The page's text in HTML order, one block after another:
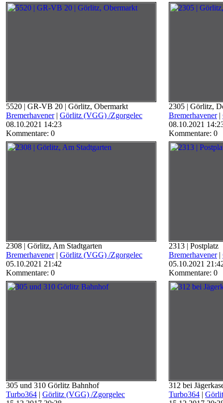
5520 | GR-VB 20 | Görlitz, Obermarkt
Bremerhavener| Görlitz (VGG) /Zgorgelec
08.10.2021 14:23
Kommentare: 0
2305 | Görlitz,
Bremerhavener|
08.10.2021
Kommentare: 0
2308 | Görlitz, Am Stadtgarten
Bremerhavener| Görlitz (VGG) /Zgorgelec
05.10.2021 21:42
Kommentare: 0
2313 | Postplatz
Bremerhavener|
05.10.2021
Kommentare: 0
305 und 310 Görlitz Bahnhof
Turbo364 | Görlitz (VGG) /Zgorgelec
312 bei
Turbo364 |